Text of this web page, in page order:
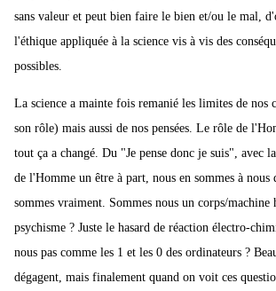
sans valeur et peut bien faire le bien et/ou le mal,
l'éthique appliquée à la science vis à vis des
possibles.
La science a mainte fois remanié les limites de nos
son rôle) mais aussi de nos pensées. Le rôle de
tout ça a changé. Du "Je pense donc je suis", avec
de l'Homme un être à part, nous en sommes à nous
sommes vraiment. Sommes nous un corps/machine
psychisme ? Juste le hasard de réaction électro-
nous pas comme les 1 et les 0 des ordinateurs ?
dégagent, mais finalement quand on voit ces